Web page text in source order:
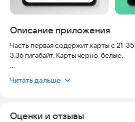
Описание приложения
Часть первая содержит карты с 21-
3.36 гигабайт. Карты черно-белые.
использовать его в любых условиях.
Российской империи 1846-1863 года.
Читать дальше
Оценки и отзывы